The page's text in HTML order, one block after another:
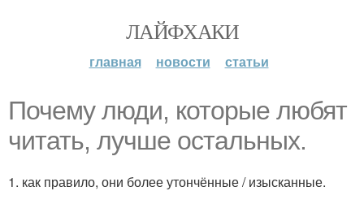
ЛАЙФХАКИ
главная новости статьи
Почему люди, которые любят
читать, лучше остальных.
1. как правило, они более утончённые / изысканные.